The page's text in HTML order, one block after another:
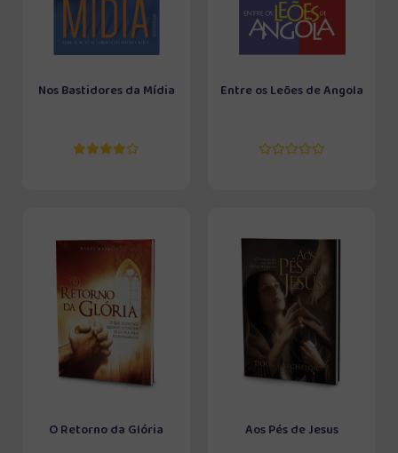
Nos Bastidores da Mídia Entre os Leões de Angola
O Retorno da Glória Aos Pés de Jesus